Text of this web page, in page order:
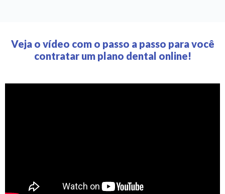
Veja o vídeo com o passo a passo para você
contratar um plano dental online!